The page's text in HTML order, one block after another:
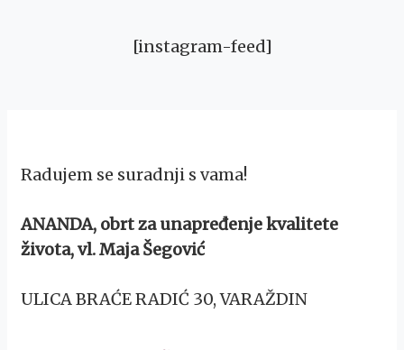
[instagram-feed]
Radujem se suradnji s vama!
ANANDA, obrt za unapređenje kvalitete
života, vl. Maja Šegović
ULICA BRAĆE RADIĆ 30, VARAŽDIN